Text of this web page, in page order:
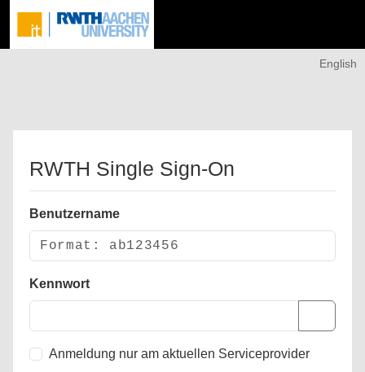
English
RWTH Single Sign-On
Benutzername
Kennwort
Anmeldung nur am aktuellen Serviceprovider